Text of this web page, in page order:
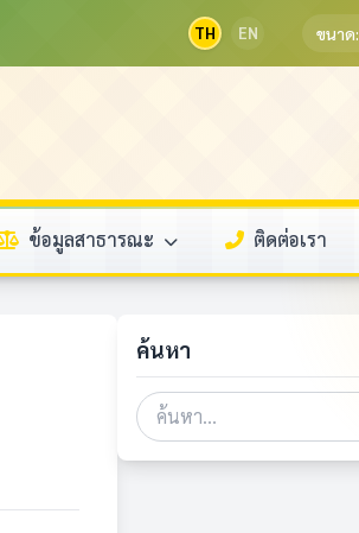
TH EN ขนาด:
ข้อมูลสาธารณะ ติดต่อเรา
ค้นหา